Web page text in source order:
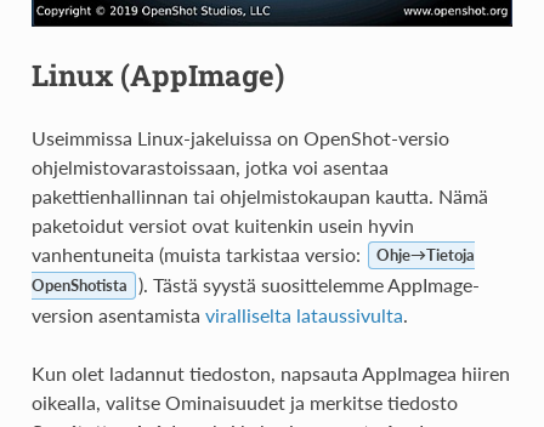
Linux (AppImage)
Useimmissa Linux-jakeluissa on OpenShot-versio
ohjelmistovarastoissaan, jotka voi asentaa
pakettienhallinnan tai ohjelmistokaupan kautta. Nämä
paketoidut versiot ovat kuitenkin usein hyvin
vanhentuneita (muista tarkistaa versio:
Ohje→Tietoja
OpenShotista
). Tästä syystä suosittelemme AppImage-
version asentamista viralliselta lataussivulta
Kun olet ladannut tiedoston, napsauta AppImagea hiiren
oikealla, valitse Ominaisuudet ja merkitse tiedosto